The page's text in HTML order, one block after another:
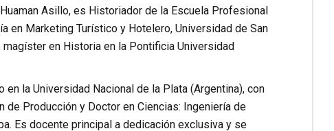
Asillo, es Historiador de la Escuela Profesional
en Marketing Turístico y Hotelero, Universidad de San
en Historia en la Pontificia Universidad
la Universidad Nacional de la Plata (Argentina), con
Producción y Doctor en Ciencias: Ingeniería de
Es docente principal a dedicación exclusiva y se